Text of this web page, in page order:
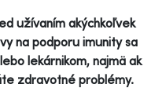
užívaním akýchkoľvek
na podporu imunity sa
lekárnikom, najmä ak
zdravotné problémy.